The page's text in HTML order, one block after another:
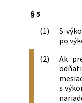
§ 5
(1)
S
po
(2)
Ak
s